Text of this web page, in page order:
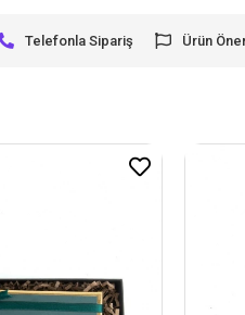
Telefonla Sipariş Ürün